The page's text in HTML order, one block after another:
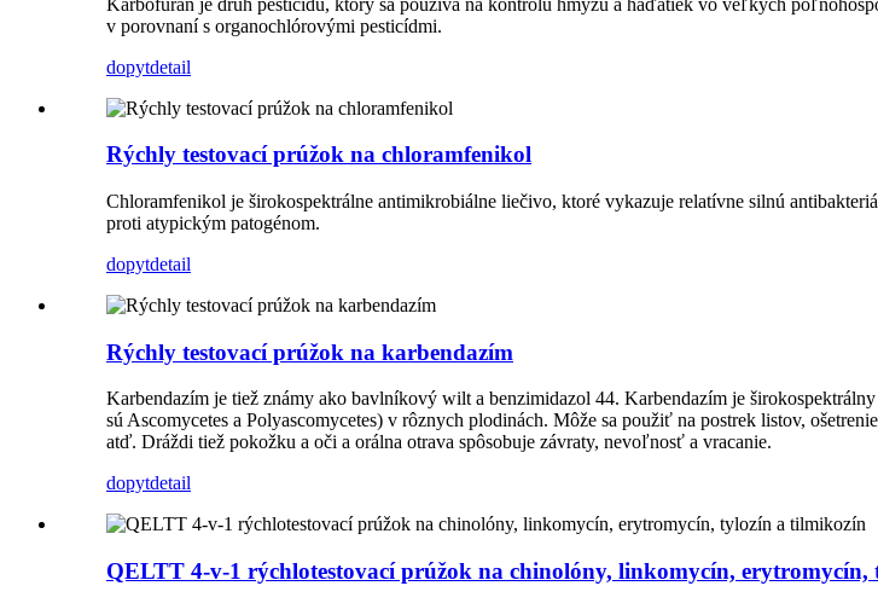
v porovnaní s organochlórovými pesticídmi.
dopytdetail
Rýchly testovací prúžok na chloramfenikol
Chloramfenikol je širokospektrálne antimikrobiálne liečivo, ktoré vykazuje relatívne silnú
proti atypickým patogénom.
dopytdetail
Rýchly testovací prúžok na karbendazím
Karbendazím je tiež známy ako bavlníkový wilt a benzimidazol 44. Karbendazím je
sú Ascomycetes a Polyascomycetes) v rôznych plodinách. Môže sa použiť na postrek listov,
atď. Dráždi tiež pokožku a oči a orálna otrava spôsobuje závraty, nevoľnosť a vracanie.
dopytdetail
QELTT 4-v-1 rýchlotestovací prúžok na chinolóny, linkomycín,